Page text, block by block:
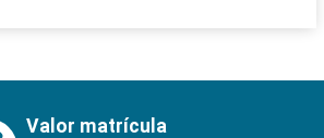
Valor matrícula